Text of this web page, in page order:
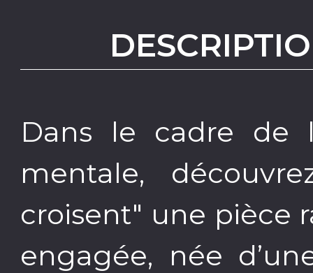
Dans le cadre de
mentale,
croisent" une pièce
engagée, née